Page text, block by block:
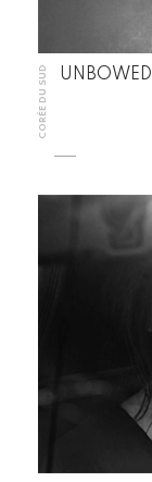
CORÉE DU SUD UNBOWED